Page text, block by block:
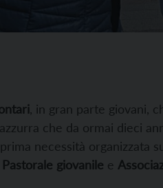
, in gran parte giovani,
che da ormai dieci
necessità organizzata
Pastorale giovanile e